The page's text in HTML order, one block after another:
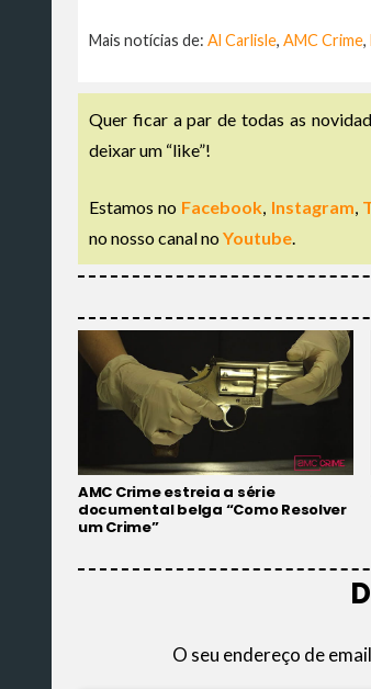
Mais notícias de: Al Carlisle, AMC Crime,
Quer ficar a par de todas as
deixar um “like”!
Estamos no Facebook, Instagram,
no nosso canal noYoutube.
AMC Crime estreia a série
documental belga “Como Resolver
um Crime”
O seu endereço de